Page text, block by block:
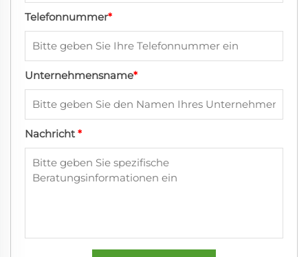
Telefonnummer*
Unternehmensname*
Nachricht *